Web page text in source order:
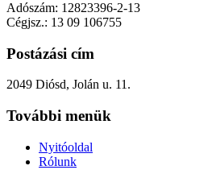
Adószám: 12823396-2-13
Cégjsz.: 13 09 106755
Postázási cím
2049 Diósd, Jolán u. 11.
További menük
Nyitóoldal
Rólunk